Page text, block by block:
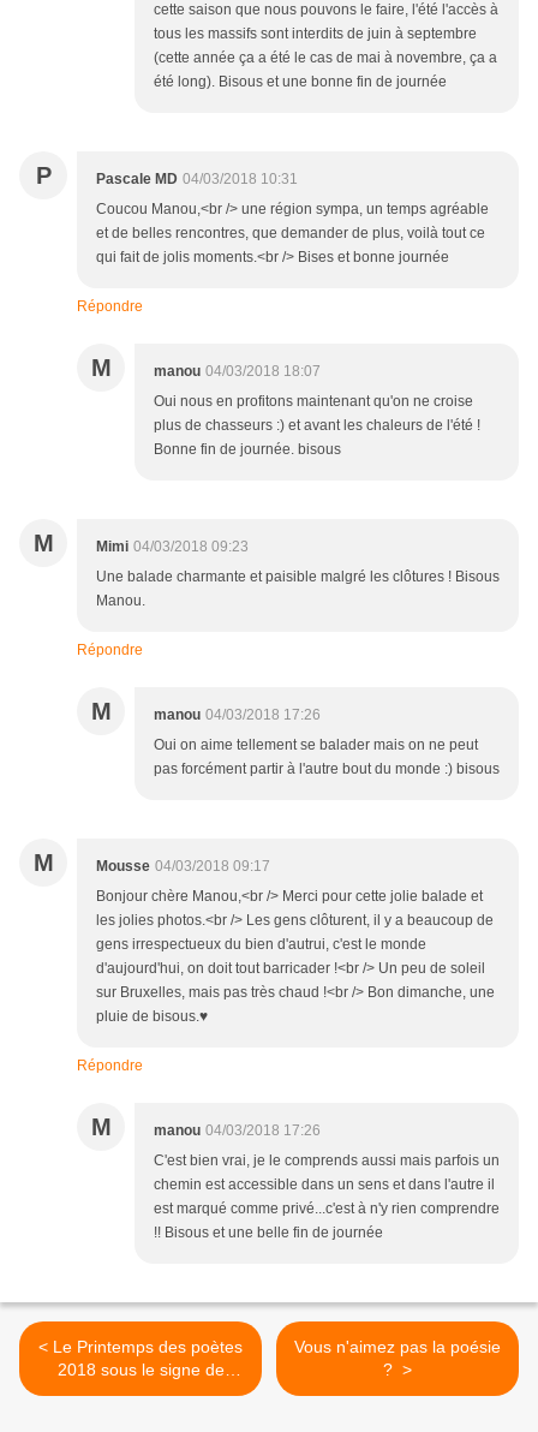
cette saison que nous pouvons le faire, l'été l'accès à
tous les massifs sont interdits de juin à septembre
(cette année ça a été le cas de mai à novembre, ça a
été long). Bisous et une bonne fin de journée
P Pascale MD 04/03/2018 10:31
Coucou Manou,<br /> une région sympa, un temps agréable
et de belles rencontres, que demander de plus, voilà tout ce
qui fait de jolis moments.<br /> Bises et bonne journée
Répondre
M manou 04/03/2018 18:07
Oui nous en profitons maintenant qu'on ne croise
plus de chasseurs :) et avant les chaleurs de l'été !
Bonne fin de journée. bisous
M Mimi 04/03/2018 09:23
Une balade charmante et paisible malgré les clôtures ! Bisous
Manou.
Répondre
M manou 04/03/2018 17:26
Oui on aime tellement se balader mais on ne peut
pas forcément partir à l'autre bout du monde :) bisous
M Mousse 04/03/2018 09:17
Bonjour chère Manou,<br /> Merci pour cette jolie balade et
les jolies photos.<br /> Les gens clôturent, il y a beaucoup de
gens irrespectueux du bien d'autrui, c'est le monde
d'aujourd'hui, on doit tout barricader !<br /> Un peu de soleil
sur Bruxelles, mais pas très chaud !<br /> Bon dimanche, une
pluie de bisous.♥
Répondre
M manou 04/03/2018 17:26
C'est bien vrai, je le comprends aussi mais parfois un
chemin est accessible dans un sens et dans l'autre il
est marqué comme privé...c'est à n'y rien comprendre
!! Bisous et une belle fin de journée
< Le Printemps des poètes
2018 sous le signe de
l'ardeur
Vous n'aimez pas la poésie
? >